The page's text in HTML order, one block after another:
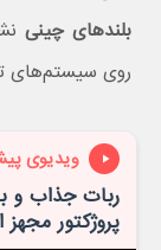
بلندهای چینی
روی سیستم‌های
ویدیوی
ربات جذاب
پروژکتور